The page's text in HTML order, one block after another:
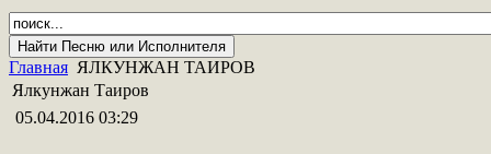
Главная ЯЛКУНЖАН ТАИРОВ
Ялкунжан Таиров
05.04.2016 03:29